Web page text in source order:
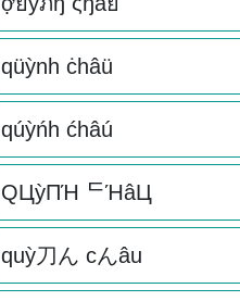
qüỳnh ċhâü
qúỳńh ćhâú
QЦỳПΉ ᄃΉâЦ
quỳ刀ん cんâu